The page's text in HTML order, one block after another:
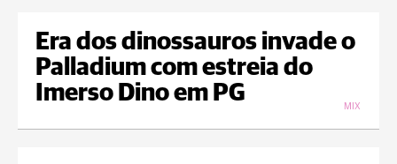
Era dos dinossauros invade o
Palladium com estreia do
Imerso Dino em PG
MIX